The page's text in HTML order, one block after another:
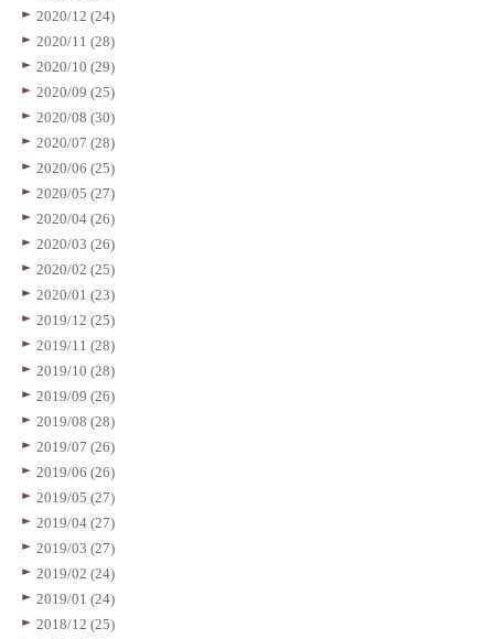
2020/12 (24)
2020/11 (28)
2020/10 (29)
2020/09 (25)
2020/08 (30)
2020/07 (28)
2020/06 (25)
2020/05 (27)
2020/04 (26)
2020/03 (26)
2020/02 (25)
2020/01 (23)
2019/12 (25)
2019/11 (28)
2019/10 (28)
2019/09 (26)
2019/08 (28)
2019/07 (26)
2019/06 (26)
2019/05 (27)
2019/04 (27)
2019/03 (27)
2019/02 (24)
2019/01 (24)
2018/12 (25)